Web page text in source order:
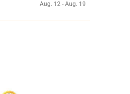
Aug. 12 - Aug. 19